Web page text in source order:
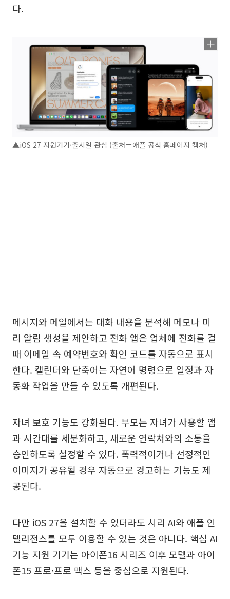
다.
▲iOS 27 지원기기·출시일 관심 (출처＝애플 공식 홈페이지 캡처)
메시지와 메일에서는 대화 내용을 분석해 메모나 미
리 알림 생성을 제안하고 전화 앱은 업체에 전화를 걸
때 이메일 속 예약번호와 확인 코드를 자동으로 표시
한다. 캘린더와 단축어는 자연어 명령으로 일정과 자
동화 작업을 만들 수 있도록 개편된다.
자녀 보호 기능도 강화된다. 부모는 자녀가 사용할 앱
과 시간대를 세분화하고, 새로운 연락처와의 소통을
승인하도록 설정할 수 있다. 폭력적이거나 선정적인
이미지가 공유될 경우 자동으로 경고하는 기능도 제
공된다.
다만 iOS 27을 설치할 수 있더라도 시리 AI와 애플 인
텔리전스를 모두 이용할 수 있는 것은 아니다. 핵심 AI
기능 지원 기기는 아이폰16 시리즈 이후 모델과 아이
폰15 프로·프로 맥스 등을 중심으로 지원된다.